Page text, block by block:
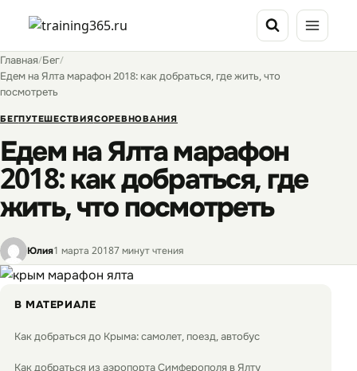
содержимому
Главная/Бег/
Едем на Ялта марафон 2018: как добраться, где жить, что
посмотреть
БЕГПУТЕШЕСТВИЯСОРЕВНОВАНИЯ
Едем на Ялта марафон
2018: как добраться, где
жить, что посмотреть
Юлия1 марта 20187 минут чтения
В МАТЕРИАЛЕ
Как добраться до Крыма: самолет, поезд, автобус
Как добраться из аэропорта Симферополя в Ялту